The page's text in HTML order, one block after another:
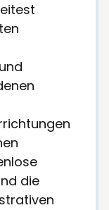
die